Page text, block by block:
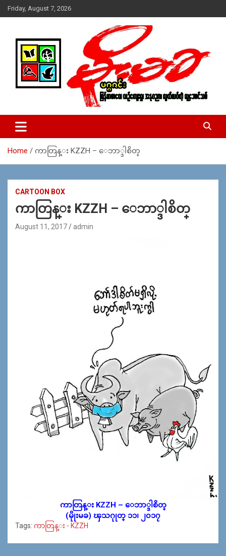
Skip
to
Friday, August 7, 2026
MoeMaKa Burmese News &
Media
ယ္ေရး – အမွတ္ ၂၅၄၊ ပထပ္၊ လမ္း ၄၀၊ ေက်ာက္တံတား၊ ရန္ကုန္။
(ဖုုံး – ၀၉ ၂၅၂ ၂၄၉ ၀၉၄ ၊ ၀၉ ၄၂၁ ၇၄၃ ၇၅၃ ၊ ၀၉ ၅၀၄ ၁၀ ၅၈) ျ
ဇာေစ်းသစ္ ။ ၀၉ ၇၈၆၈၃၇ ၃၀၅ / ၀၉ ၉၆၃၆၉၉၈၃၄
Home ကာတြန္း KZZH – ေဘာ္ဒါစိတ္
CARTOON BOX
ကာတြန္း KZZH – ေဘာ္ဒါစိတ္
August 11, 2017 admin
ကာတြန္း KZZH – ေဘာ္ဒါစိတ္
(မိုုးမခ) ၾသဂုုတ္ ၁၁၊ ၂၀၁၇
Tags: ကာတြန္း - KZZH